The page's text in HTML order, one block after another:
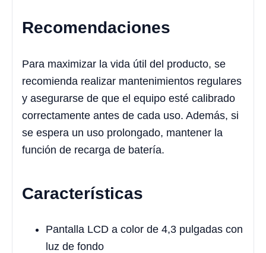
Recomendaciones
Para maximizar la vida útil del producto, se
recomienda realizar mantenimientos regulares
y asegurarse de que el equipo esté calibrado
correctamente antes de cada uso. Además, si
se espera un uso prolongado, mantener la
función de recarga de batería.
Características
Pantalla LCD a color de 4,3 pulgadas con
luz de fondo